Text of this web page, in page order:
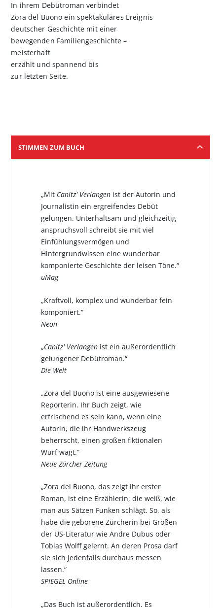
In ihrem Debütroman verbindet
Zora del Buono ein spektakuläres Ereignis
deutscher Geschichte mit einer
bewegenden Familiengeschichte –
meisterhaft
erzählt und spannend bis
zur letzten Seite.
STIMMEN ZUM BUCH
„Mit Canitz' Verlangenist der Autorin und
Journalistin ein ergreifendes Debüt
gelungen. Unterhaltsam und gleichzeitig
anspruchsvoll schreibt sie mit viel
Einfühlungsvermögen und
Hintergrundwissen eine wunderbar
komponierte Geschichte der leisen Töne.“
uMag
„Kraftvoll, komplex und wunderbar fein
komponiert.“
Neon
„Canitz' Verlangenist ein außerordentlich
gelungener Debütroman.“
Die Welt
„Zora del Buono ist eine ausgewiesene
Reporterin. Ihr Buch zeigt, wie
erfrischend es sein kann, wenn eine
Autorin, die ihr Handwerkszeug
beherrscht, einen großen fiktionalen
Wurf wagt.“
Neue Zürcher Zeitung
„Zora del Buono, das zeigt ihr erster
Roman, ist eine Erzählerin, die weiß, wie
man aus Sätzen Funken schlägt. So, als
habe die geborene Zürcherin bei Größen
der US-Literatur wie Andre Dubus oder
Tobias Wolff gelernt. An deren Prosa darf
sie sich jedenfalls durchaus messen
lassen.“
SPIEGEL Online
„Das Buch ist außerordentlich. Es